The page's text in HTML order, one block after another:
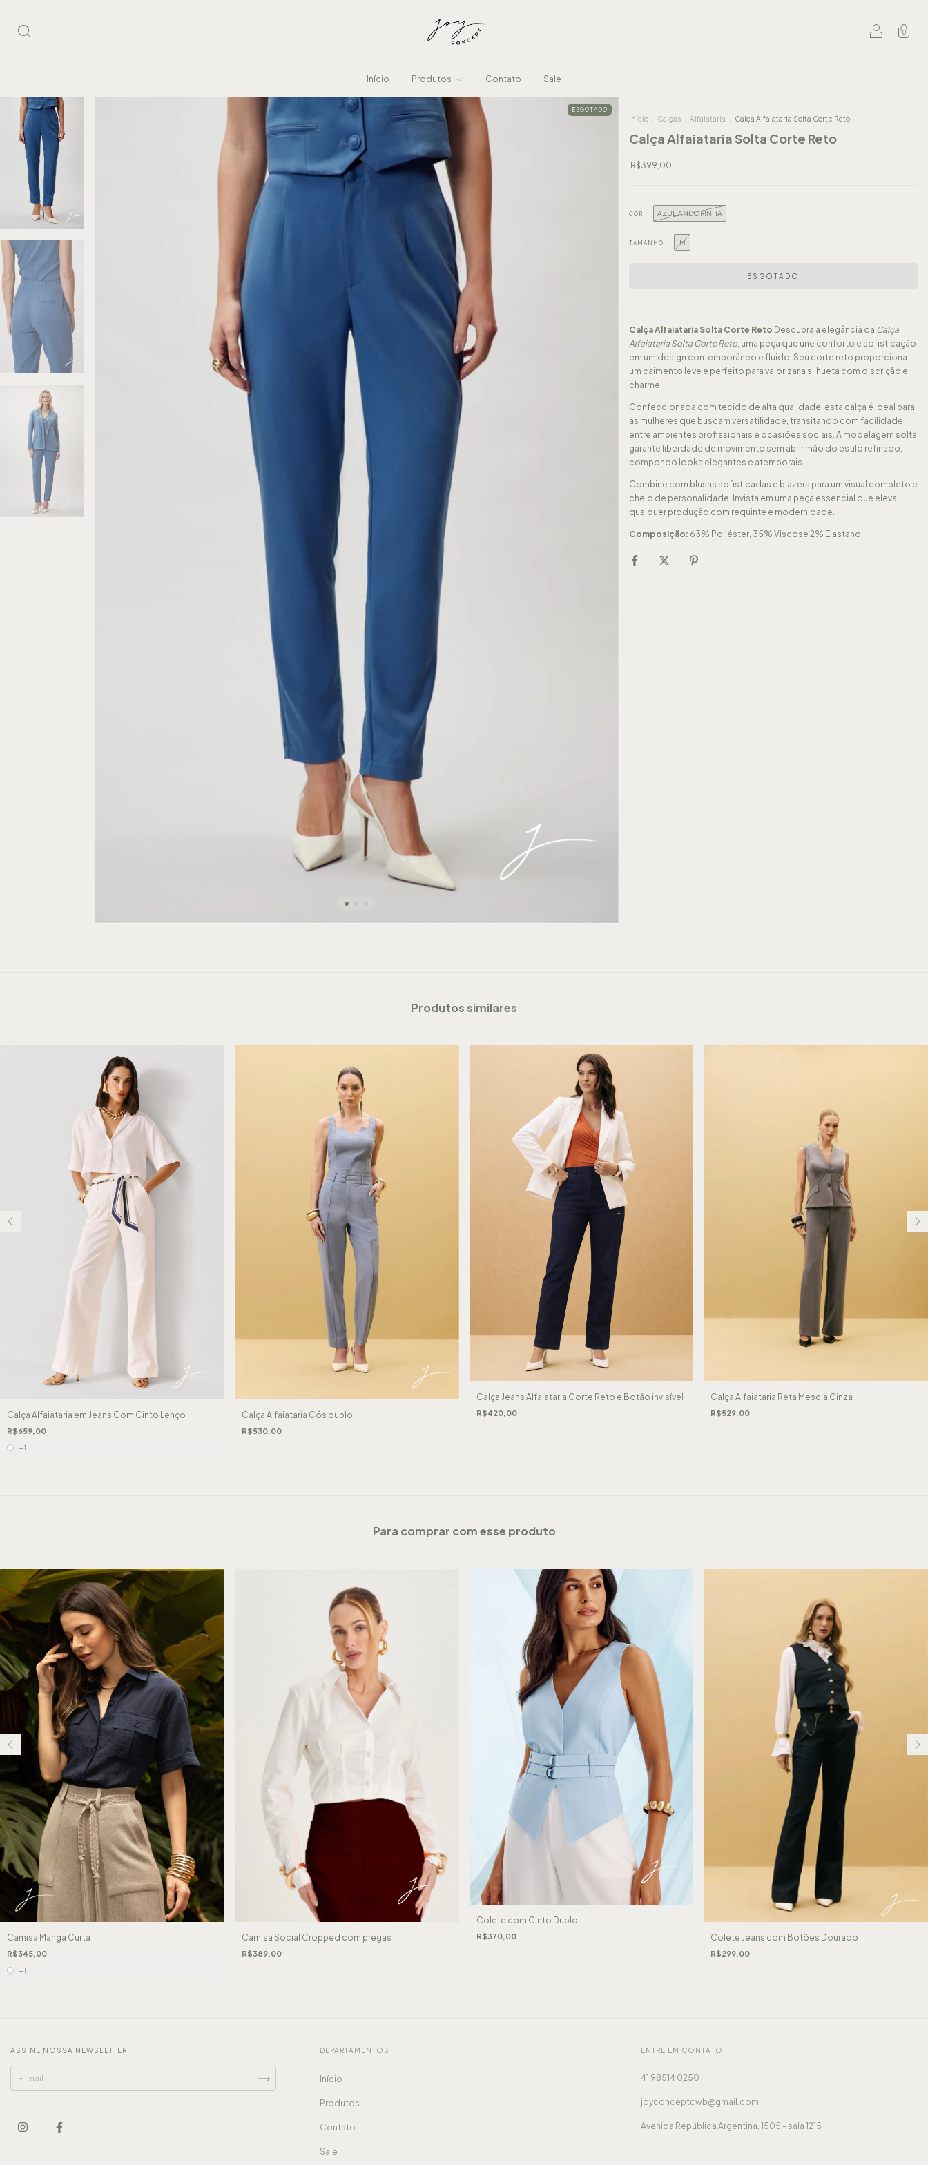
0
Início Produtos Contato Sale
ESGOTADO
Início Calças Alfaiataria Calça Alfaiataria Solta Corte Reto
Calça Alfaiataria Solta Corte Reto
R$399,00
COR AZUL ANDORINHA
TAMANHO M
Calça Alfaiataria Solta Corte Reto Descubra a elegância da Calça
Alfaiataria Solta Corte Reto, uma peça que une conforto e sofisticação
em um design contemporâneo e fluido. Seu corte reto proporciona
um caimento leve e perfeito para valorizar a silhueta com discrição e
charme.
Confeccionada com tecido de alta qualidade, esta calça é ideal para
as mulheres que buscam versatilidade, transitando com facilidade
entre ambientes profissionais e ocasiões sociais. A modelagem solta
garante liberdade de movimento sem abrir mão do estilo refinado,
compondo looks elegantes e atemporais.
Combine com blusas sofisticadas e blazers para um visual completo e
cheio de personalidade. Invista em uma peça essencial que eleva
qualquer produção com requinte e modernidade.
Composição: 63% Poliéster, 35% Viscose 2% Elastano
Produtos similares
Calça Alfaiataria em Jeans Com Cinto Lenço
R$659,00
+1
Calça Alfaiataria Cós duplo
R$530,00
Calça Jeans Alfaiataria Corte Reto e Botão invisível
R$420,00
Calça Alfaiataria Reta Mescla Cinza
R$529,00
Para comprar com esse produto
Camisa Manga Curta
R$345,00
+1
Camisa Social Cropped com pregas
R$389,00
Colete com Cinto Duplo
R$370,00 Colete Jeans com Botões Dourado
R$299,00
ASSINE NOSSA NEWSLETTER DEPARTAMENTOS
Início
Produtos
Contato
Sale
ENTRE EM CONTATO
41 98514 0250
joyconceptcwb@gmail.com
Avenida República Argentina, 1505 - sala 1215